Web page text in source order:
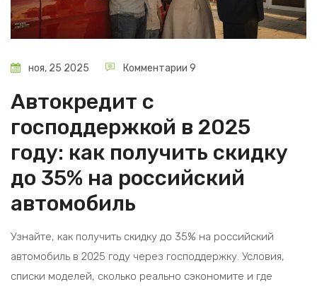
ноя, 25 2025 Комментарии 9
Автокредит с
господдержкой в 2025
году: как получить скидку
до 35% на российский
автомобиль
Узнайте, как получить скидку до 35% на российский
автомобиль в 2025 году через господдержку. Условия,
списки моделей, сколько реально сэкономите и где